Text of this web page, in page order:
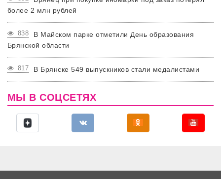
более 2 млн рублей
838
В Майском парке отметили День образования
Брянской области
817 В Брянске 549 выпускников стали медалистами
МЫ В СОЦСЕТЯХ